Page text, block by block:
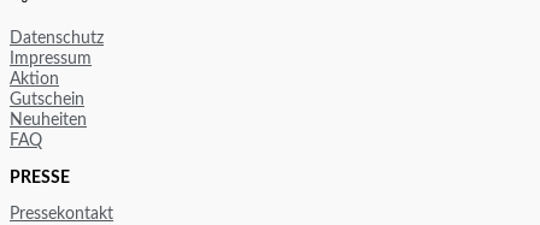
Datenschutz
Impressum
Aktion
Gutschein
Neuheiten
FAQ
PRESSE
Pressekontakt